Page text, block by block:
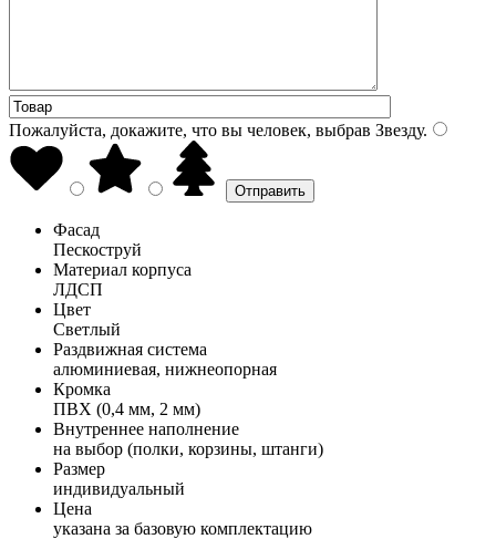
Пожалуйста, докажите, что вы человек, выбрав Звезду.
Фасад
Пескоструй
Материал корпуса
ЛДСП
Цвет
Светлый
Раздвижная система
алюминиевая, нижнеопорная
Кромка
ПВХ (0,4 мм, 2 мм)
Внутреннее наполнение
на выбор (полки, корзины, штанги)
Размер
индивидуальный
Цена
указана за базовую комплектацию